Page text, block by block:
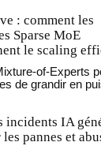
temps de réponse
: comment les
Sparse MoE
le scaling
of-Experts
de grandir en
des
énergétique
incidents IA
pannes et